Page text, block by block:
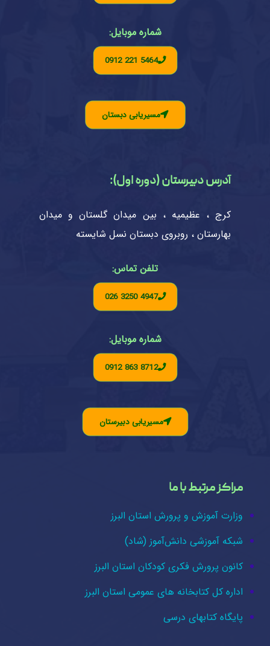
شماره موبایل:
0912 221 5464
مسیریابی دبستان
آدرس دبیرستان (دوره اول):
کرج ، عظیمیه ، بین میدان گلستان و میدان
بهارستان ، روبروی دبستان نسل شایسته
تلفن تماس:
026 3250 4947
شماره موبایل:
0912 863 8712
مسیریابی دبیرستان
مراکز مرتبط با ما
وزارت آموزش و پرورش استان البرز
شبکه آموزشی دانش‌آموز (شاد)
کانون پرورش فکری کودکان استان البرز
اداره کل کتابخانه های عمومی استان البرز
پایگاه کتابهای درسی